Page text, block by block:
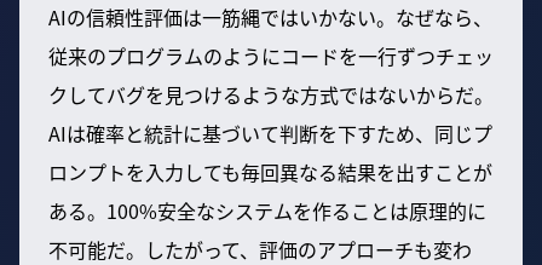
AIの信頼性評価は一筋縄ではいかない。なぜなら、
従来のプログラムのようにコードを一行ずつチェッ
クしてバグを見つけるような方式ではないからだ。
AIは確率と統計に基づいて判断を下すため、同じプ
ロンプトを入力しても毎回異なる結果を出すことが
ある。100%安全なシステムを作ることは原理的に
不可能だ。したがって、評価のアプローチも変わ